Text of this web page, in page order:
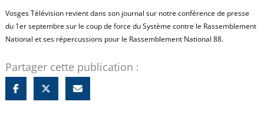
Vosges Télévision revient dans son journal sur notre conférence de presse
du 1er septembre sur le coup de force du Système contre le Rassemblement
National et ses répercussions pour le Rassemblement National 88.
Partager cette publication :